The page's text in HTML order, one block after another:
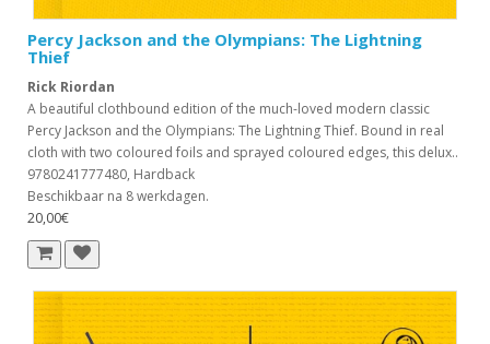
Percy Jackson and the Olympians: The Lightning
Thief
Rick Riordan
A beautiful clothbound edition of the much-loved modern classic
Percy Jackson and the Olympians: The Lightning Thief. Bound in real
cloth with two coloured foils and sprayed coloured edges, this delux..
9780241777480, Hardback
Beschikbaar na 8 werkdagen.
20,00€